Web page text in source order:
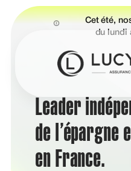
?
Cet été,
du lundi
Slide 1 of 2
Leader
de l’épargne
en France.